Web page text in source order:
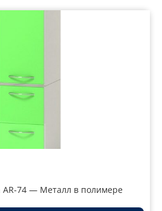
AR-74 — Металл в полимере